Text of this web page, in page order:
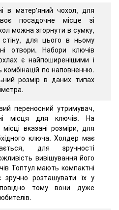
в матер'яний чохол, для
посадочне місце зі
можна згорнути в сумку,
для цього в ньому
отвори. Набори ключів
є найпоширенішими і
комбінацій по наповненню.
розмір в даних типах
переносний утримувач,
місця для ключів. На
вказані розміри, для
ключа. Холдер має
для зручності
вивішування його
Топтул мають компактні
зручно розташувати їх у
тому вони дуже